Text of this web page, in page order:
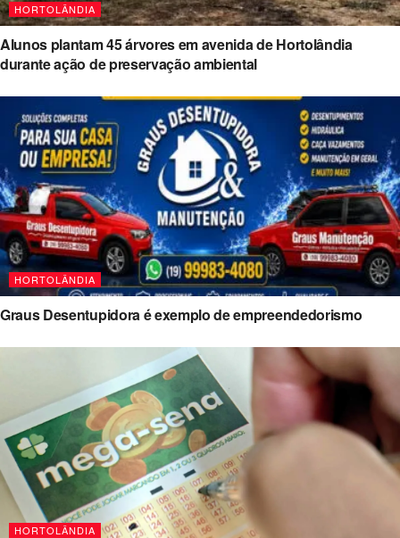
HORTOLÂNDIA
Alunos plantam 45 árvores em avenida de Hortolândia
durante ação de preservação ambiental
HORTOLÂNDIA
Graus Desentupidora é exemplo de empreendedorismo
HORTOLÂNDIA